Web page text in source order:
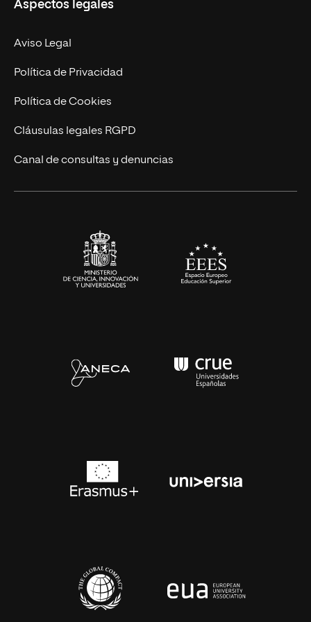
Doctorados
Experto Universitario
Postgrados
Cursos Universitarios
Facultades
Nuestro Equipo
Trabaja en UNIR
Actualidad
UNIR Revista
Eventos
Aspectos legales
Aviso Legal
Política de Privacidad
Política de Cookies
Cláusulas legales RGPD
Canal de consultas y denuncias